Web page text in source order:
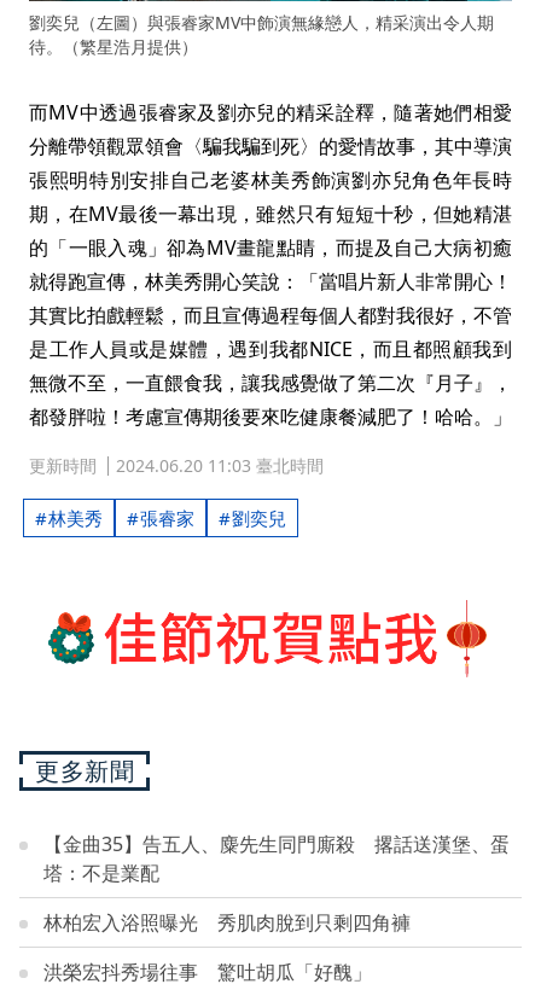
劉奕兒（左圖）與張睿家MV中飾演無緣戀人，精采演出令人期
待。（繁星浩月提供）
而MV中透過張睿家及劉亦兒的精采詮釋，隨著她們相愛
分離帶領觀眾領會〈騙我騙到死〉的愛情故事，其中導演
張熙明特別安排自己老婆林美秀飾演劉亦兒角色年長時
期，在MV最後一幕出現，雖然只有短短十秒，但她精湛
的「一眼入魂」卻為MV畫龍點睛，而提及自己大病初癒
就得跑宣傳，林美秀開心笑說：「當唱片新人非常開心！
其實比拍戲輕鬆，而且宣傳過程每個人都對我很好，不管
是工作人員或是媒體，遇到我都NICE，而且都照顧我到
無微不至，一直餵食我，讓我感覺做了第二次『月子』，
都發胖啦！考慮宣傳期後要來吃健康餐減肥了！哈哈。」
更新時間 2024.06.20 11:03 臺北時間
林美秀 張睿家 劉奕兒
更多新聞
【金曲35】告五人、麋先生同門廝殺 撂話送漢堡、蛋
塔：不是業配
林柏宏入浴照曝光 秀肌肉脫到只剩四角褲
洪榮宏抖秀場往事 驚吐胡瓜「好醜」